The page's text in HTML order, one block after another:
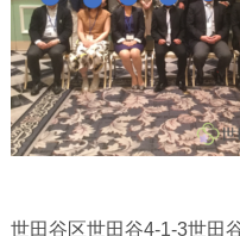
世田谷区世田谷4-1-3世田